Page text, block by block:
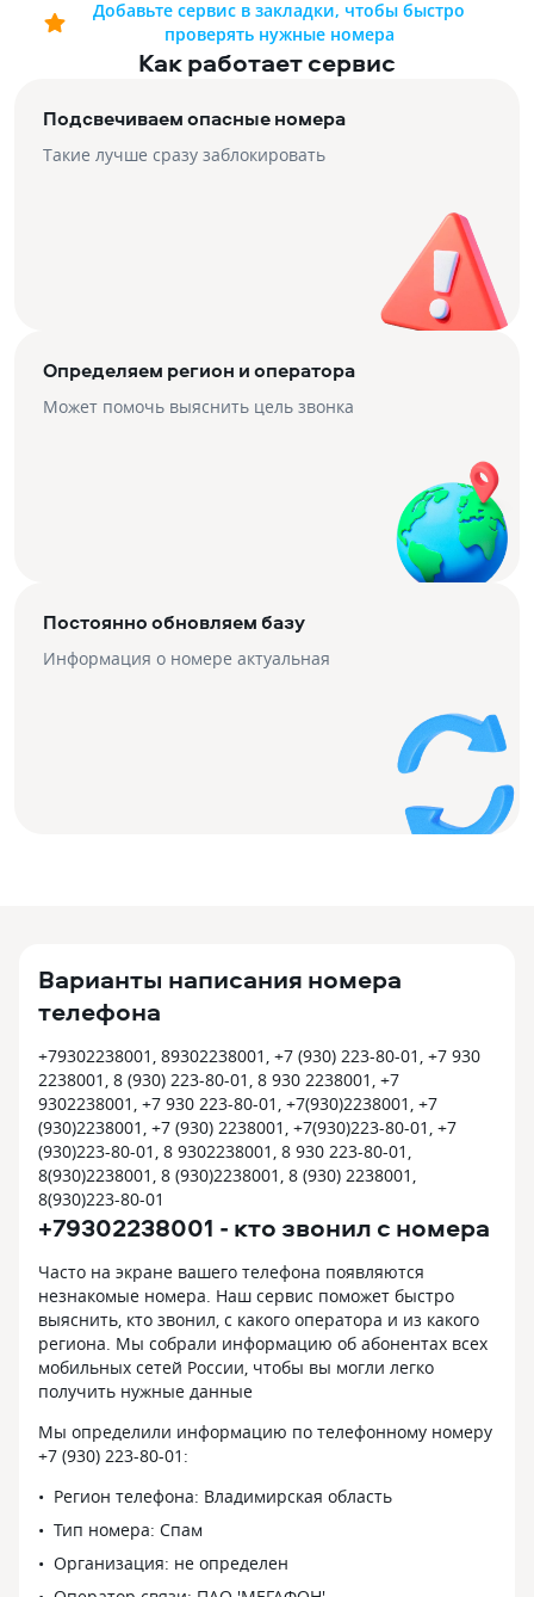
Добавьте сервис в закладки, чтобы быстро
проверять нужные номера
Как работает сервис
Подсвечиваем опасные номера
Такие лучше сразу заблокировать
Определяем регион и оператора
Может помочь выяснить цель звонка
Постоянно обновляем базу
Информация о номере актуальная
Варианты написания номера
телефона
+79302238001, 89302238001, +7 (930) 223-80-01, +7 930
2238001, 8 (930) 223-80-01, 8 930 2238001, +7
9302238001, +7 930 223-80-01, +7(930)2238001, +7
(930)2238001, +7 (930) 2238001, +7(930)223-80-01, +7
(930)223-80-01, 8 9302238001, 8 930 223-80-01,
8(930)2238001, 8 (930)2238001, 8 (930) 2238001,
8(930)223-80-01
+79302238001 - кто звонил с номера
Часто на экране вашего телефона появляются
незнакомые номера. Наш сервис поможет быстро
выяснить, кто звонил, с какого оператора и из какого
региона. Мы собрали информацию об абонентах всех
мобильных сетей России, чтобы вы могли легко
получить нужные данные
Мы определили информацию по телефонному номеру
+7 (930) 223-80-01:
Регион телефона: Владимирская область
Тип номера: Спам
Организация: не определен